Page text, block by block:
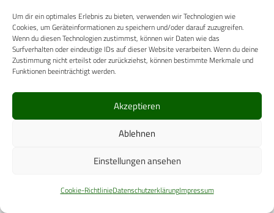
Um dir ein optimales Erlebnis zu bieten, verwenden wir Technologien wie
Cookies, um Geräteinformationen zu speichern und/oder darauf zuzugreifen.
Wenn du diesen Technologien zustimmst, können wir Daten wie das
Surfverhalten oder eindeutige IDs auf dieser Website verarbeiten. Wenn du deine
Zustimmung nicht erteilst oder zurückziehst, können bestimmte Merkmale und
Funktionen beeinträchtigt werden.
Akzeptieren
Ablehnen
Einstellungen ansehen
Cookie-RichtlinieDatenschutzerklärungImpressum
Carl-Zeiss-Straße 5
53340 Meckenheim
Telefon: +49 (0)2225 / 88 89 – 0
ÜBER UNS